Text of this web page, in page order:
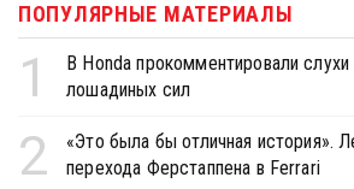
ПОПУЛЯРНЫЕ МАТЕРИАЛЫ
1
В Honda прокомментировали
лошадиных сил
2
«Это была бы отличная история».
перехода Ферстаппена в Ferrari